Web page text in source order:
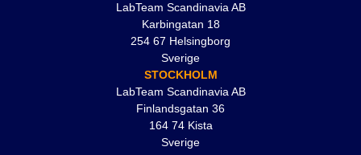
LabTeam Scandinavia AB
Karbingatan 18
254 67 Helsingborg
Sverige
STOCKHOLM
LabTeam Scandinavia AB
Finlandsgatan 36
164 74 Kista
Sverige